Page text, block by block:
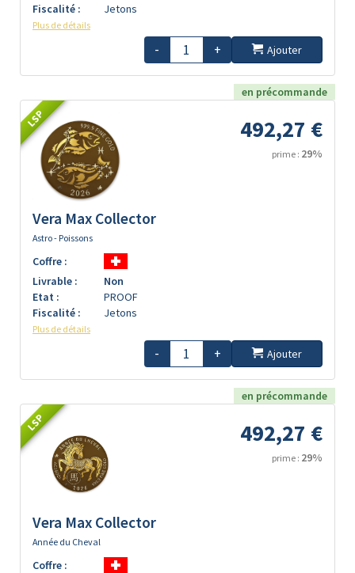
Fiscalité :
Jetons
Plus de détails
- + Ajouter
en précommande
LSP 492,27 €
prime : 29%
Vera Max Collector
Astro - Poissons
Coffre :
Livrable :
Non
Etat :
PROOF
Fiscalité :
Jetons
Plus de détails
- + Ajouter
en précommande
LSP 492,27 €
prime : 29%
Vera Max Collector
Année du Cheval
Coffre :